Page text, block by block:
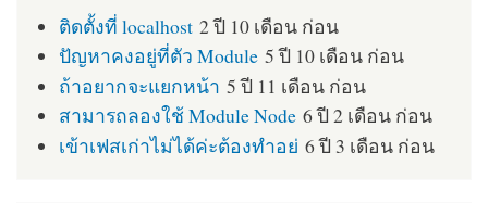
ติดตั้งที่ localhost 2 ปี 10 เดือน ก่อน
ปัญหาคงอยู่ที่ตัว Module 5 ปี 10 เดือน ก่อน
ถ้าอยากจะแยกหน้า 5 ปี 11 เดือน ก่อน
สามารถลองใช้ Module Node 6 ปี 2 เดือน ก่อน
เข้าเฟสเก่าไม่ได้ค่ะต้องทำอย่ 6 ปี 3 เดือน ก่อน